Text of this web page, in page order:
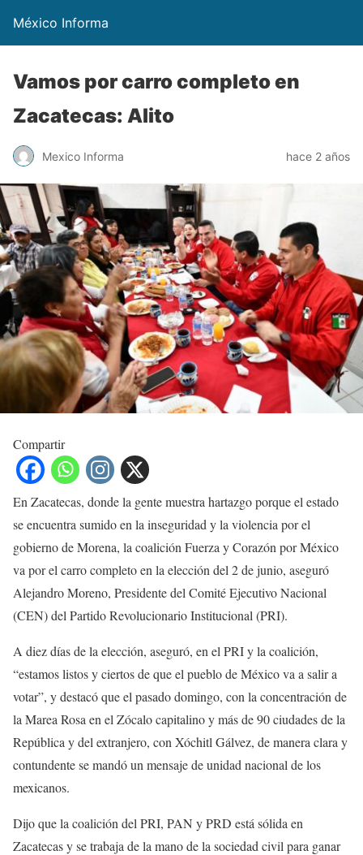
México Informa
Vamos por carro completo en
Zacatecas: Alito
Mexico Informa hace 2 años
Compartir
En Zacatecas, donde la gente muestra hartazgo porque el estado
se encuentra sumido en la inseguridad y la violencia por el
gobierno de Morena, la coalición Fuerza y Corazón por México
va por el carro completo en la elección del 2 de junio, aseguró
Alejandro Moreno, Presidente del Comité Ejecutivo Nacional
(CEN) del Partido Revolucionario Institucional (PRI).
A diez días de la elección, aseguró, en el PRI y la coalición,
“estamos listos y ciertos de que el pueblo de México va a salir a
votar”, y destacó que el pasado domingo, con la concentración de
la Marea Rosa en el Zócalo capitalino y más de 90 ciudades de la
República y del extranjero, con Xóchitl Gálvez, de manera clara y
contundente se mandó un mensaje de unidad nacional de los
mexicanos.
Dijo que la coalición del PRI, PAN y PRD está sólida en
Zacatecas y se trabaja de la mano de la sociedad civil para ganar